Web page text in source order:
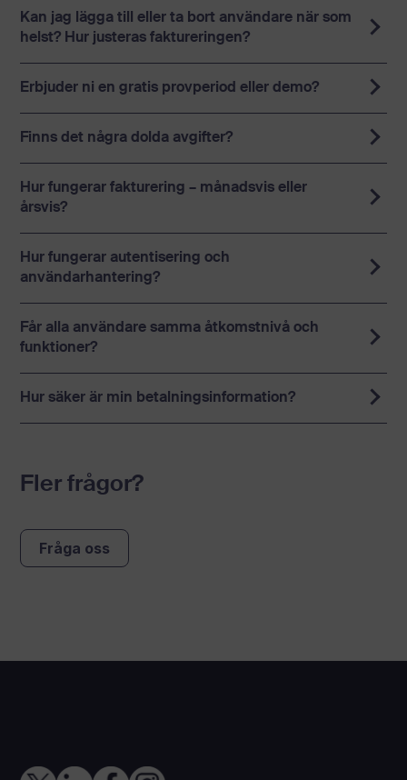
Starter: 1–9 användare
Team: 10–99 användare
Kan jag lägga till eller ta bort användare när som
helst? Hur justeras faktureringen?
Erbjuder ni en gratis provperiod eller demo?
Finns det några dolda avgifter?
Hur fungerar fakturering – månadsvis eller
årsvis?
Hur fungerar autentisering och
användarhantering?
Får alla användare samma åtkomstnivå och
funktioner?
Hur säker är min betalningsinformation?
Fler frågor?
Fråga oss